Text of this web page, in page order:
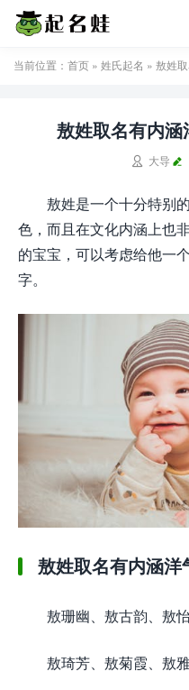
当前位置： 首页 » 姓氏起名 » 敖姓取
敖姓取名有内
 大导
敖姓是一个十分特别
色，而且在文化内涵上也
的宝宝，可以考虑给他一
字。
敖姓取名有内涵洋
敖珊幽、敖古韵、敖
敖琦芳、敖菊霞、敖